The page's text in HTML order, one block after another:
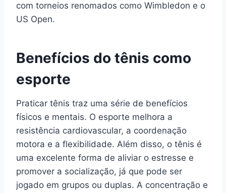
com torneios renomados como Wimbledon e o
US Open.
Benefícios do tênis como
esporte
Praticar tênis traz uma série de benefícios
físicos e mentais. O esporte melhora a
resistência cardiovascular, a coordenação
motora e a flexibilidade. Além disso, o tênis é
uma excelente forma de aliviar o estresse e
promover a socialização, já que pode ser
jogado em grupos ou duplas. A concentração e